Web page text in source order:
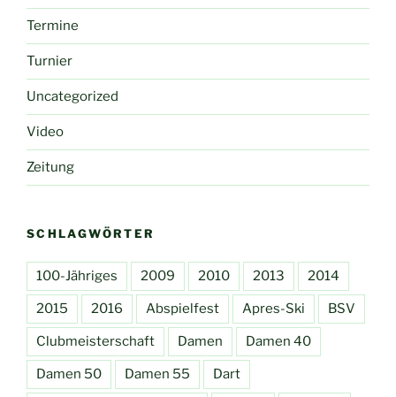
Termine
Turnier
Uncategorized
Video
Zeitung
SCHLAGWÖRTER
100-Jähriges 2009 2010 2013 2014
2015 2016 Abspielfest Apres-Ski BSV
Clubmeisterschaft Damen Damen 40
Damen 50 Damen 55 Dart